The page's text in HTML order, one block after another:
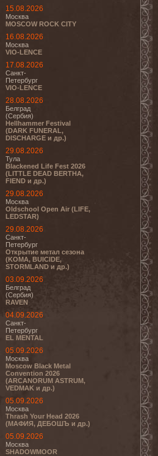
15.08.2026
Москва
MOSCOW ROCK CITY
16.08.2026
Москва
VIO-LENCE
17.08.2026
Санкт-
Петербург
VIO-LENCE
28.08.2026
Белград
(Сербия)
Hellhammer Festival
(DARK FUNERAL,
DISCHARGE и др.)
29.08.2026
Тула
Blackened Life Fest 2026
(LITTLE DEAD BERTHA,
FIEND и др.)
29.08.2026
Москва
Oldschool Open Air (LIFE,
LEDSTAR)
29.08.2026
Санкт-
Петербург
Открытие метал сезона
(KOMA, BUICIDE,
STORMLAND и др.)
03.09.2026
Белград
(Сербия)
RAVEN
04.09.2026
Санкт-
Петербург
EL MENTAL
05.09.2026
Москва
Moscow Black Metal
Convention 2026
(ARCANORUM ASTRUM,
VEDMAK и др.)
05.09.2026
Москва
Thrash Your Head 2026
(МАФИЯ, ДЕБОШЪ и др.)
05.09.2026
Москва
SHADOWMOOR